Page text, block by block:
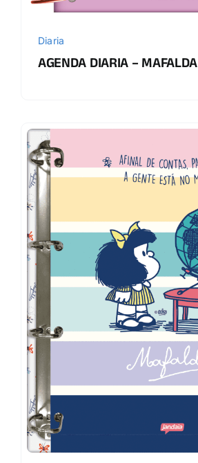
Diaria
AGENDA DIARIA – MAFALDA